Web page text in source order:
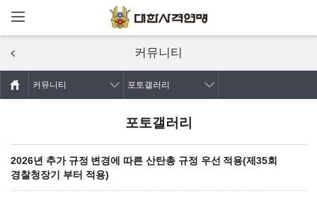
주요콘텐츠로
커뮤니티
커뮤니티 포토갤러리
포토갤러리
2026년 추가 규정 변경에 따른 산탄총 규정 우선 적용(제35회
경찰청장기 부터 적용)